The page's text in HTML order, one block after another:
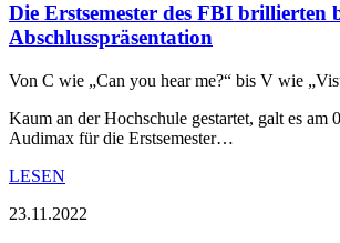
Die Erstsemester des FBI brillierten
Abschlusspräsentation
Von C wie „Can you hear me?“ bis V wie
Kaum an der Hochschule gestartet, galt es am
Audimax für die Erstsemester…
LESEN
23.11.2022